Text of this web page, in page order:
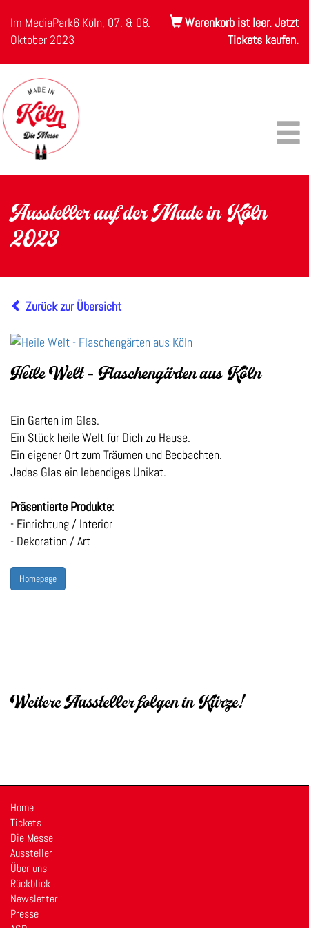
Im MediaPark6 Köln, 07. & 08.
Oktober 2023
Warenkorb ist leer. Jetzt
Tickets kaufen.
Aussteller auf der Made in Köln
2023
Zurück zur Übersicht
Heile Welt - Flaschengärten aus Köln
Ein Garten im Glas.
Ein Stück heile Welt für Dich zu Hause.
Ein eigener Ort zum Träumen und Beobachten.
Jedes Glas ein lebendiges Unikat.
Präsentierte Produkte:
- Einrichtung / Interior
- Dekoration / Art
Homepage
Weitere Aussteller folgen in Kürze!
Home
Tickets
Die Messe
Aussteller
Über uns
Rückblick
Newsletter
Presse